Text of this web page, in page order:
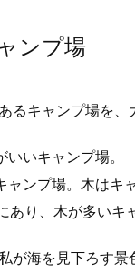
ンプ場
るキャンプ場を、
いキャンプ場。
ャンプ場。木はキ
り、木が多いキ
が海を見下ろす